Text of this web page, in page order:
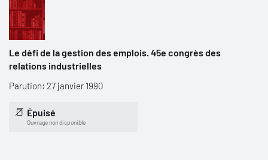
Le défi de la gestion des emplois. 45e congrès des
relations industrielles
Parution: 27 janvier 1990
Épuisé
Ouvrage non disponible